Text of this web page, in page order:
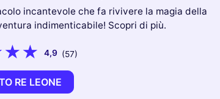
incantevole che fa rivivere la magia della
indimenticabile! Scopri di più.
4,9 (57)
RE LEONE